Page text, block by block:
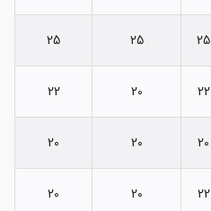
25
25
25
22
20
22
20
20
20
22
20
20